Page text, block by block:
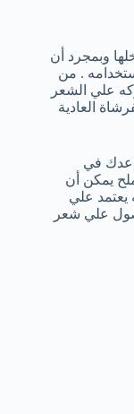
وبمجرد أن
. من
علي الشعر
العادية
في
يمكن أن
يعتمد علي
علي شعر